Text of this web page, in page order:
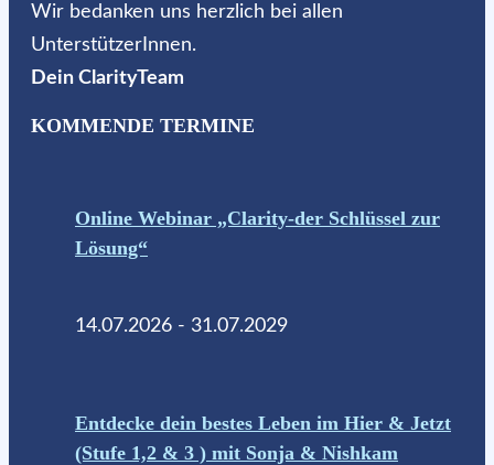
Wir bedanken uns herzlich bei allen
UnterstützerInnen.
Dein ClarityTeam
KOMMENDE TERMINE
Online Webinar „Clarity-der Schlüssel zur
Lösung“
14.07.2026 - 31.07.2029
Entdecke dein bestes Leben im Hier & Jetzt
(Stufe 1,2 & 3 ) mit Sonja & Nishkam